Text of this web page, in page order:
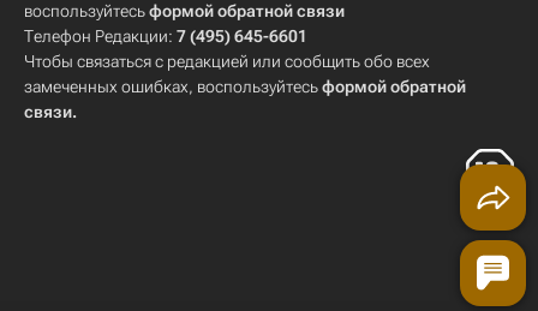
воспользуйтесьформой обратной связи
Телефон Редакции: 7 (495) 645-6601
Чтобы связаться с редакцией или сообщить обо всех
замеченных ошибках, воспользуйтесьформой обратной
связи.